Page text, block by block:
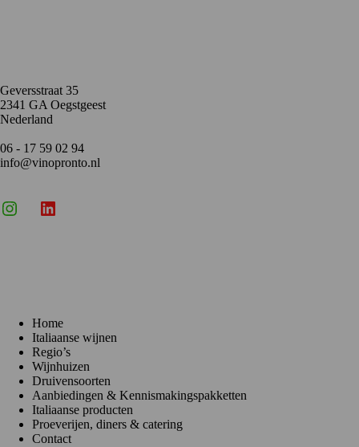
Geversstraat 35
2341 GA Oegstgeest
Nederland
06 - 17 59 02 94
info@vinopronto.nl
InstagramLinkedIn
Home
Italiaanse wijnen
Regio’s
Wijnhuizen
Druivensoorten
Aanbiedingen & Kennismakingspakketten
Italiaanse producten
Proeverijen, diners & catering
Contact